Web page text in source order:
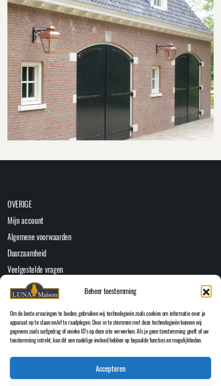
Beheer toestemming
Om de beste ervaringen te bieden, gebruiken wij technologieën zoals cookies om informatie over je
apparaat op te slaan en/of te raadplegen. Door in te stemmen met deze technologieën kunnen wij
gegevens zoals surfgedrag of unieke ID's op deze site verwerken. Als je geen toestemming geeft of uw
toestemming intrekt, kan dit een nadelige invloed hebben op bepaalde functies en mogelijkheden.
Accepteren
OVERIGE
Mijn account
Algemene voorwaarden
Duurzaamheid
Veelgestelde vragen
Youtube
Cookiebeleid (EU)
HOOFDMENU
Home
WEBSHOP